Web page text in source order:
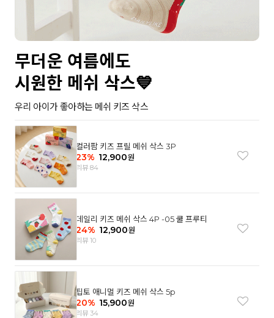
무더운 여름에도
시원한 메쉬 삭스💙
우리 아이가 좋아하는 메쉬 키즈 삭스
컬러팜 키즈 프릴 메쉬 삭스 3P
23% 12,900원
리뷰 84
데일리 키즈 메쉬 삭스 4P -05 쿨 프루티
24% 12,900원
리뷰 10
팁토 애니멀 키즈 메쉬 삭스 5p
20% 15,900원
리뷰 34